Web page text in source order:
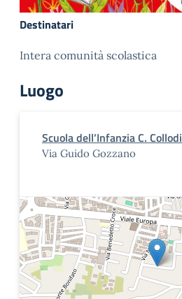
Destinatari
Intera comunità scolastica
Luogo
Scuola dell’Infanzia C. Collodi
Via Guido Gozzano